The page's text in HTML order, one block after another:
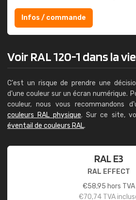
Infos / commande
Voir RAL 120-1 dans la
C'est un risque de prendre une
d'une couleur sur un écran numérique.
couleur, nous vous recommandons
couleurs RAL physique. Sur ce site,
éventail de couleurs RAL.
RAL E3
RAL EFFECT
€58,95 hors TVA
€70,74 TVA